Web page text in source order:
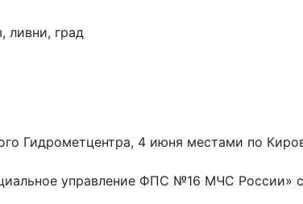
ливни, град
Гидрометцентра, 4 июня местами по
управление ФПС №16 МЧС России»